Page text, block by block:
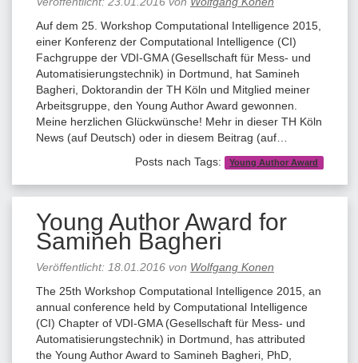
Auf dem 25. Workshop Computational Intelligence 2015,
einer Konferenz der Computational Intelligence (CI)
Fachgruppe der VDI-GMA (Gesellschaft für Mess- und
Automatisierungstechnik) in Dortmund, hat Samineh
Bagheri, Doktorandin der TH Köln und Mitglied meiner
Arbeitsgruppe, den Young Author Award gewonnen.
Meine herzlichen Glückwünsche! Mehr in dieser TH Köln
News (auf Deutsch) oder in diesem Beitrag (auf…
Posts nach Tags:
Young Author Award
Young Author Award for
Samineh Bagheri
Veröffentlicht: 18.01.2016 von Wolfgang Konen
The 25th Workshop Computational Intelligence 2015, an
annual conference held by Computational Intelligence
(CI) Chapter of VDI-GMA (Gesellschaft für Mess- und
Automatisierungstechnik) in Dortmund, has attributed
the Young Author Award to Samineh Bagheri, PhD,